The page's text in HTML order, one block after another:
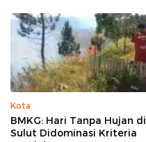
Kota
BMKG: Hari Tanpa Hujan di
Sulut Didominasi Kriteria